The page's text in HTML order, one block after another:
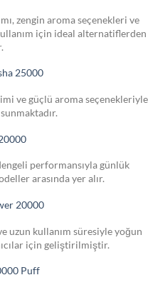
zengin aroma seçenekleri ve
için ideal alternatiflerden
25000
ve güçlü aroma seçenekleriyle
performansıyla günlük
arasında yer alır.
20000
uzun kullanım süresiyle yoğun
için geliştirilmiştir.
Puff